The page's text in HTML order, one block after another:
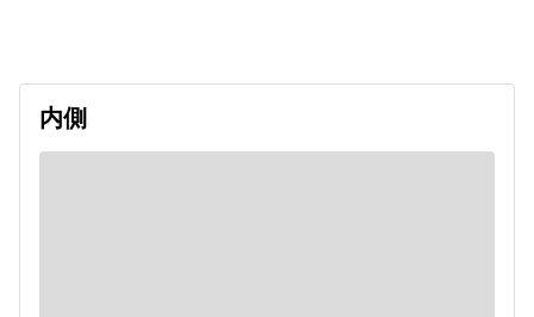
内側